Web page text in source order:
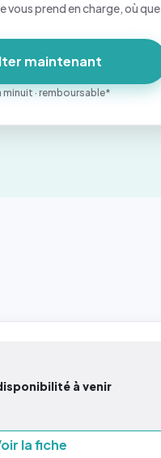
vous prend en charge, où que
maintenant
minuit · remboursable*
à venir
la fiche